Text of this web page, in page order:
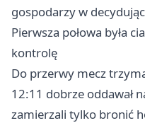
gospodarzy w
Pierwsza połowa była
kontrolę
Do przerwy mecz
12:11 dobrze oddawał
zamierzali tylko bronić